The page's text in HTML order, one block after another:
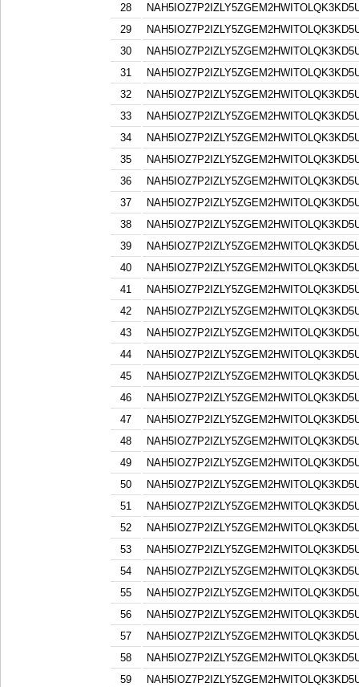
28
29
30
31
32
33
34
35
36
37
38
39
40
41
42
43
44
45
46
47
48
49
50
51
52
53
54
55
56
57
58
59